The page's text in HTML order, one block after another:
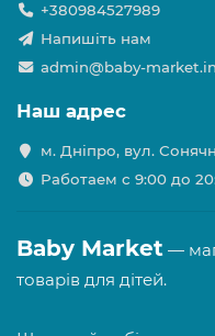
+380984527989
Напишіть нам
admin@baby-
Наш адрес
м. Дніпро, вул.
Работаем с 9:00 до
Baby Market —
товарів для дітей.